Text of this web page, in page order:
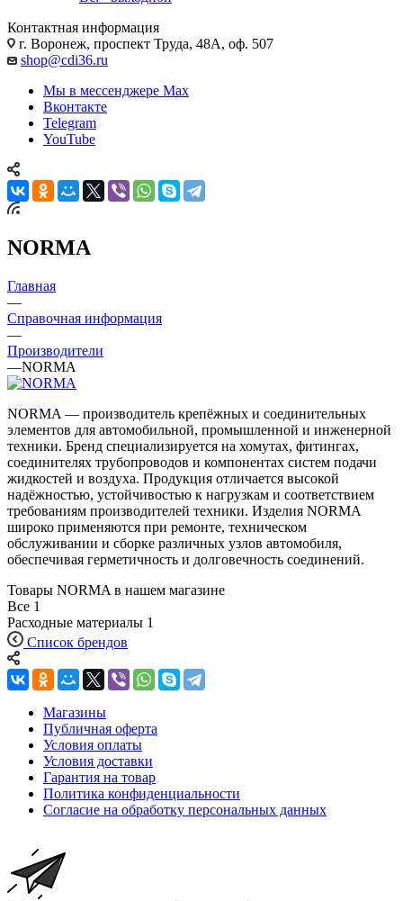
Контактная информация
г. Воронеж, проспект Труда, 48А, оф. 507
shop@cdi36.ru
Мы в мессенджере Max
Вконтакте
Telegram
YouTube
NORMA
Главная
—
Справочная информация
—
Производители
—NORMA
NORMA — производитель крепёжных и соединительных
элементов для автомобильной, промышленной и инженерной
техники. Бренд специализируется на хомутах, фитингах,
соединителях трубопроводов и компонентах систем подачи
жидкостей и воздуха. Продукция отличается высокой
надёжностью, устойчивостью к нагрузкам и соответствием
требованиям производителей техники. Изделия NORMA
широко применяются при ремонте, техническом
обслуживании и сборке различных узлов автомобиля,
обеспечивая герметичность и долговечность соединений.
Товары NORMA в нашем магазине
Все 1
Расходные материалы 1
Список брендов
Магазины
Публичная оферта
Условия оплаты
Условия доставки
Гарантия на товар
Политика конфиденциальности
Согласие на обработку персональных данных